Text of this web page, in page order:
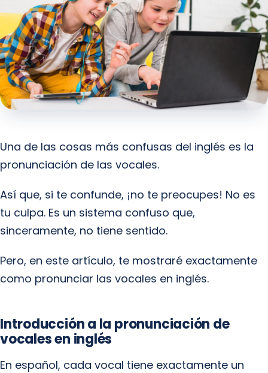
Una de las cosas más confusas del inglés es la
pronunciación de las vocales.
Así que, si te confunde, ¡no te preocupes! No es
tu culpa. Es un sistema confuso que,
sinceramente, no tiene sentido.
Pero, en este artículo, te mostraré exactamente
como pronunciar las vocales en inglés.
Introducción a la pronunciación de
vocales en inglés
En español, cada vocal tiene exactamente un